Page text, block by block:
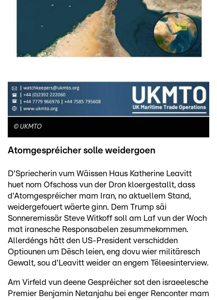
© UKMTO
Atomgespréicher solle weidergoen
D'Spriecherin vum Wäissen Haus Katherine Leavitt
huet nom Ofschoss vun der Dron kloergestallt, dass
d'Atomgespréicher mam Iran, no aktuellem Stand,
weidergefouert wäerte ginn. Dem Trump säi
Sonneremissär Steve Witkoff soll am Laf vun der Woch
mat iranesche Responsabelen zesummekommen.
Allerdéngs hätt den US-President verschidden
Optiounen um Dësch leien, eng dovu wier militäresch
Gewalt, sou d'Leavitt weider an engem Tëleesinterview.
Am Virfeld vun deene Gespréicher sot den israeelesche
Premier Benjamin Netanjahu bei enger Renconter mam